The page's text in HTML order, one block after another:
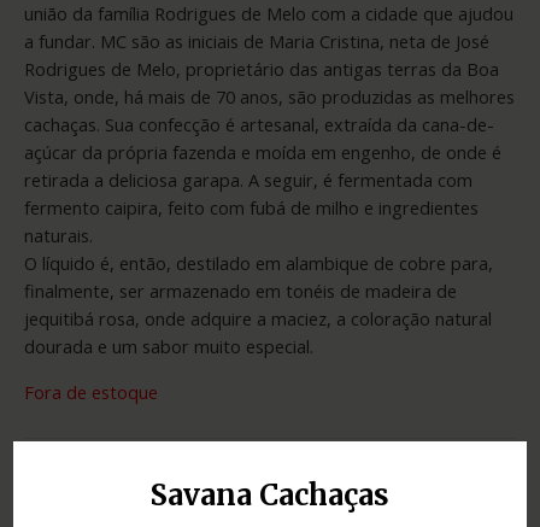
Savana Cachaças
união da família Rodrigues de Melo com a cidade que ajudou
a fundar. MC são as iniciais de Maria Cristina, neta de José
Rodrigues de Melo, proprietário das antigas terras da Boa
Vista, onde, há mais de 70 anos, são produzidas as melhores
cachaças. Sua confecção é artesanal, extraída da cana-de-
açúcar da própria fazenda e moída em engenho, de onde é
retirada a deliciosa garapa. A seguir, é fermentada com
fermento caipira, feito com fubá de milho e ingredientes
naturais.
O líquido é, então, destilado em alambique de cobre para,
finalmente, ser armazenado em tonéis de madeira de
jequitibá rosa, onde adquire a maciez, a coloração natural
dourada e um sabor muito especial.
Fora de estoque